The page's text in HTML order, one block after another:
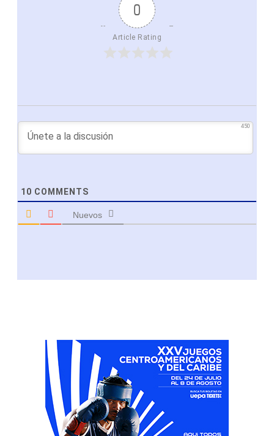
0
Article Rating
450
10 COMMENTS
Nuevos